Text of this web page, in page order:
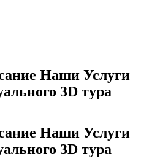
Наши Услуги
3D тура
Наши Услуги
3D тура